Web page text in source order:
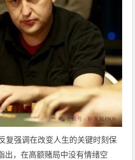
复强调在改变人生的关键时刻保
出，在高额赌局中没有情绪空